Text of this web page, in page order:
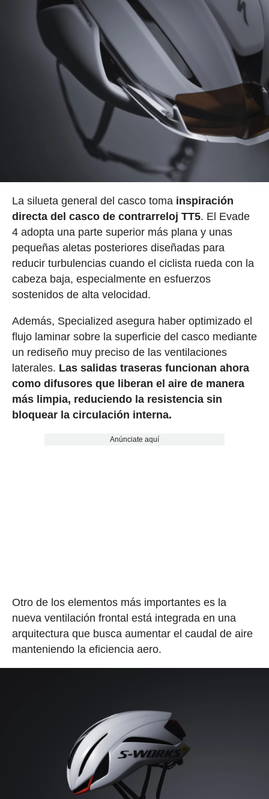
La silueta general del casco tomainspiración
directa del casco de contrarreloj TT5. El Evade
4 adopta una parte superior más plana y unas
pequeñas aletas posteriores diseñadas para
reducir turbulencias cuando el ciclista rueda con la
cabeza baja, especialmente en esfuerzos
sostenidos de alta velocidad.
Además, Specialized asegura haber optimizado el
flujo laminar sobre la superficie del casco mediante
un rediseño muy preciso de las ventilaciones
laterales. Las salidas traseras funcionan ahora
como difusores que liberan el aire de manera
más limpia, reduciendo la resistencia sin
bloquear la circulación interna.
Anúnciate aquí
Otro de los elementos más importantes es la
nueva ventilación frontal está integrada en una
arquitectura que busca aumentar el caudal de aire
manteniendo la eficiencia aero.